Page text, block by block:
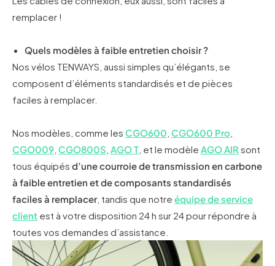
remplacer !
Quels modèles à faible entretien choisir ?
Nos vélos TENWAYS, aussi simples qu’élégants, se
composent d’éléments standardisés et de pièces
faciles à remplacer.
Nos modèles, comme les CGO600 CGO600 Pro
CGO009 CGO800S AGO T , et le modèle AGO AIR sont
tous équipés d’une courroie de transmission en carbone
à faible entretien et de composants standardisés
faciles à remplacer, tandis que notre équipe de service
client est à votre disposition 24 h sur 24 pour répondre à
toutes vos demandes d’assistance.